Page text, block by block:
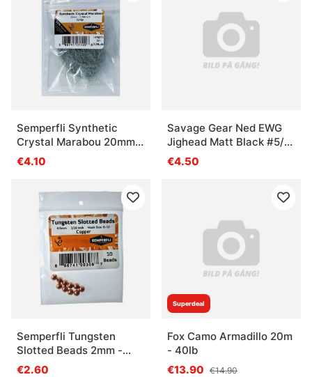
Semperfli Synthetic
Crystal Marabou 20mm -
Dark Gray
€4.10
Savage Gear Ned EWG
Jighead Matt Black #5/0
7g (3-pak)
€4.50
Semperfli Tungsten
Slotted Beads 2mm -
Copper
€2.60
Superdeal
Fox Camo Armadillo 20m
- 40lb
€13.90 €14.90